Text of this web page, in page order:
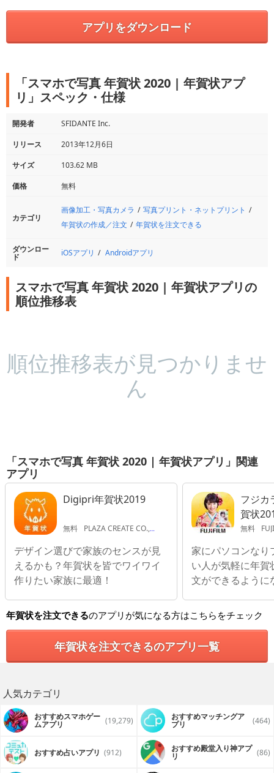
アプリをダウンロード
「スマホで写真 年賀状 2020 | 年賀状アプ
リ」スペック・仕様
開発者
SFIDANTE Inc.
リリース
2013年12月6日
サイズ
103.62 MB
価格
無料
カテゴリ
画像加工・写真カメラ
写真プリント・ネットプリント
年賀状の作成／注文
年賀状を注文できる
ダウンロー
ド iOSアプリ Androidアプリ
スマホで写真 年賀状 2020 | 年賀状アプリの
順位推移表
順位推移表が見つかりませ
ん
「スマホで写真 年賀状 2020 | 年賀状アプリ」関連
アプリ
Digipri年賀状2019
無料 PLAZA CREATE CO.,LTD.
デザイン選びで家族のセンスが見
えるかも？年賀状を皆でワイワイ
作りたい家族に最適！
フジカ
賀状
ルム公
無料
家にパソコンなり
い人が気軽に年賀
文ができるように
年賀状を注文できるのアプリが気になる方はこちらをチェック
年賀状を注文できるのアプリ一覧
人気カテゴリ
おすすめスマホゲー
ムアプリ (19,279) おすすめマッチングア
プリ (464)
おすすめ占いアプリ (912) おすすめ殿堂入り神アプ
リ (86)